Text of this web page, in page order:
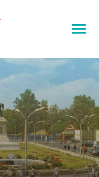
Toggle
&
navigation